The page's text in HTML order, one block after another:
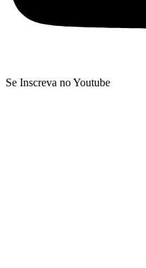
Se Inscreva no Youtube